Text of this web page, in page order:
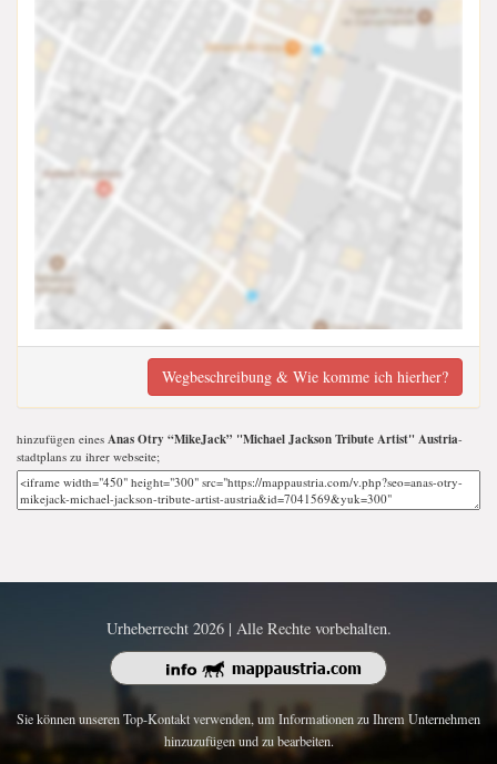
Wegbeschreibung & Wie komme ich hierher?
hinzufügen eines Anas Otry “MikeJack” "Michael Jackson Tribute Artist" Austria-
stadtplans zu ihrer webseite;
Urheberrecht 2026 | Alle Rechte vorbehalten.
Sie können unseren Top-Kontakt verwenden, um Informationen zu Ihrem Unternehmen
hinzuzufügen und zu bearbeiten.